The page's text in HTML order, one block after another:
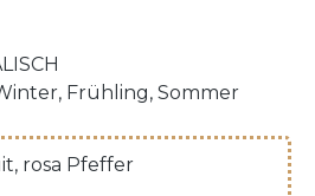
Frühling, Sommer
, rosa Pfeffer